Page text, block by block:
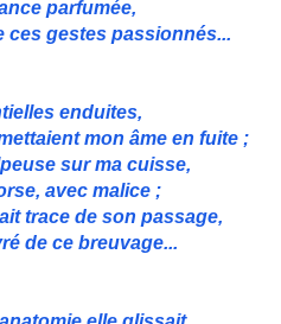
parfumée,
ces gestes passionnés...
enduites,
mon âme en fuite ;
sur ma cuisse,
avec malice ;
trace de son passage,
de ce breuvage...